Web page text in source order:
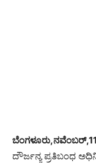
ದೌರ್ಜನ್ಯ ಪ್ರತಿಬಂಧ